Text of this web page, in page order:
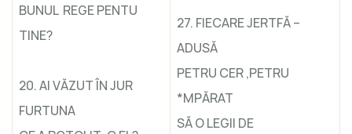
BUNUL REGE PENTU
TINE?
20. AI VĂZUT ÎN JUR
FURTUNA
27. FIECARE JERTFĂ –
ADUSĂ
PETRU CER ,PETRU
*MPĂRAT
SĂ O LEGII DE